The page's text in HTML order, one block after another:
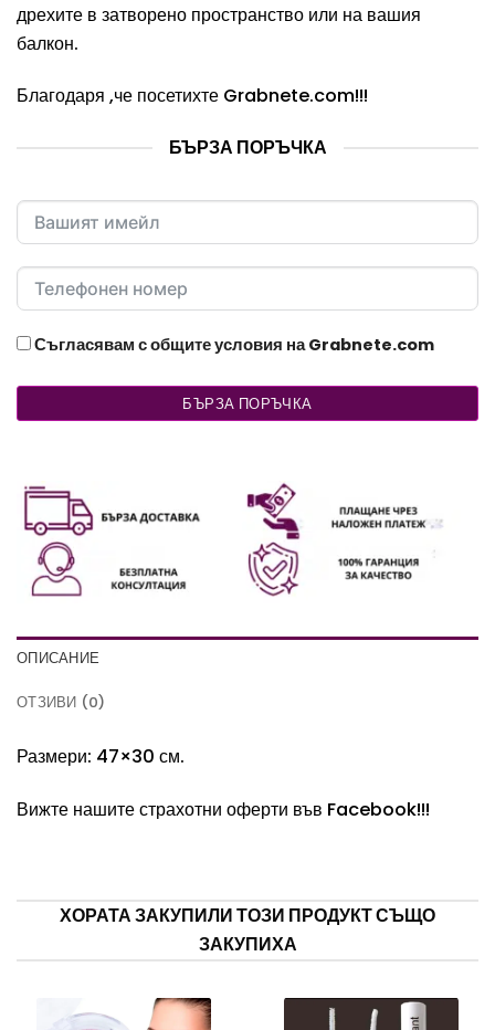
дрехите в затворено пространство или на вашия
балкон.
Благодаря ,че посетихте Grabnete.com!!!
БЪРЗА ПОРЪЧКА
Съгласявам с общите условия на Grabnete.com
БЪРЗА ПОРЪЧКА
ОПИСАНИЕ
ОТЗИВИ (0)
Размери: 47×30 см.
Вижте нашите страхотни оферти във Facebook!!!
ХОРАТА ЗАКУПИЛИ ТОЗИ ПРОДУКТ СЪЩО
ЗАКУПИХА